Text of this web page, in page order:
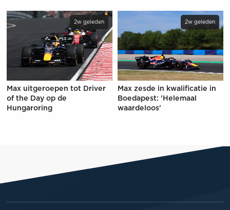
2w geleden
Max uitgeroepen tot Driver
of the Day op de
Hungaroring
2w geleden
Max zesde in kwalificatie in
Boedapest: 'Helemaal
waardeloos'